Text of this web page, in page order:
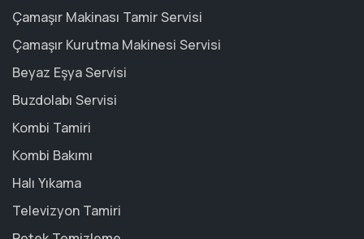
Çamaşır Makinası Tamir Servisi
Çamaşır Kurutma Makinesi Servisi
Beyaz Eşya Servisi
Buzdolabı Servisi
Kombi Tamiri
Kombi Bakımı
Halı Yıkama
Televizyon Tamiri